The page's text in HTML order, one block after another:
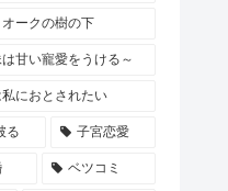
オークの樹の下
甘い寵愛をうける～
におとされたい
る 子宮恋愛
ベツコミ